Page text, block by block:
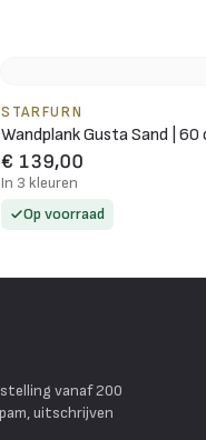
STARFURN
Wandplank Gusta Sand | 60
€ 139,00
In 3 kleuren
Op voorraad
vanaf 200
uitschrijven